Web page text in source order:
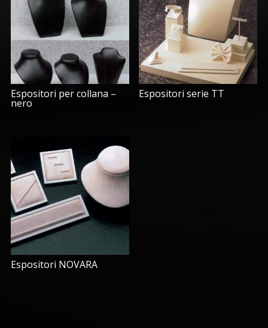
Espositori per collana –
nero
Espositori serie TT
Espositori NOVARA